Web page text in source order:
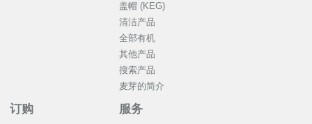
盖帽 (KEG)
清洁产品
全部有机
其他产品
搜索产品
麦芽的简介
订购 服务